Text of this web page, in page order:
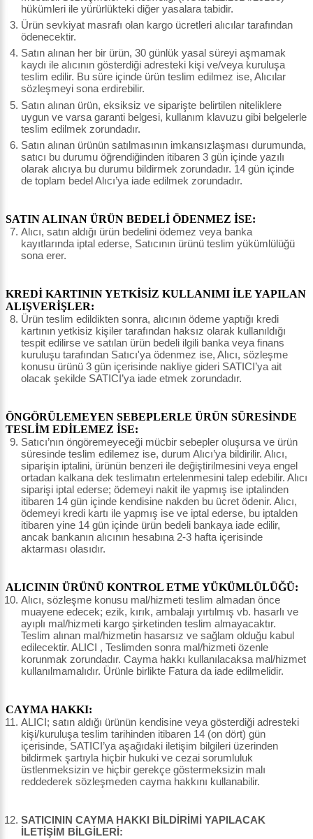
hükümleri ile yürürlükteki diğer yasalara tabidir.
Ürün sevkiyat masrafı olan kargo ücretleri alıcılar tarafından
ödenecektir.
Satın alınan her bir ürün, 30 günlük yasal süreyi aşmamak
kaydı ile alıcının gösterdiği adresteki kişi ve/veya kuruluşa
teslim edilir. Bu süre içinde ürün teslim edilmez ise, Alıcılar
sözleşmeyi sona erdirebilir.
Satın alınan ürün, eksiksiz ve siparişte belirtilen niteliklere
uygun ve varsa garanti belgesi, kullanım klavuzu gibi belgelerle
teslim edilmek zorundadır.
Satın alınan ürünün satılmasının imkansızlaşması durumunda,
satıcı bu durumu öğrendiğinden itibaren 3 gün içinde yazılı
olarak alıcıya bu durumu bildirmek zorundadır. 14 gün içinde
de toplam bedel Alıcı’ya iade edilmek zorundadır.
SATIN ALINAN ÜRÜN BEDELİ ÖDENMEZ İSE:
Alıcı, satın aldığı ürün bedelini ödemez veya banka
kayıtlarında iptal ederse, Satıcının ürünü teslim yükümlülüğü
sona erer.
KREDİ KARTININ YETKİSİZ KULLANIMI İLE YAPILAN
ALIŞVERİŞLER:
Ürün teslim edildikten sonra, alıcının ödeme yaptığı kredi
kartının yetkisiz kişiler tarafından haksız olarak kullanıldığı
tespit edilirse ve satılan ürün bedeli ilgili banka veya finans
kuruluşu tarafından Satıcı'ya ödenmez ise, Alıcı, sözleşme
konusu ürünü 3 gün içerisinde nakliye gideri SATICI’ya ait
olacak şekilde SATICI’ya iade etmek zorundadır.
ÖNGÖRÜLEMEYEN SEBEPLERLE ÜRÜN SÜRESİNDE
TESLİM EDİLEMEZ İSE:
Satıcı’nın öngöremeyeceği mücbir sebepler oluşursa ve ürün
süresinde teslim edilemez ise, durum Alıcı’ya bildirilir. Alıcı,
siparişin iptalini, ürünün benzeri ile değiştirilmesini veya engel
ortadan kalkana dek teslimatın ertelenmesini talep edebilir. Alıcı
siparişi iptal ederse; ödemeyi nakit ile yapmış ise iptalinden
itibaren 14 gün içinde kendisine nakden bu ücret ödenir. Alıcı,
ödemeyi kredi kartı ile yapmış ise ve iptal ederse, bu iptalden
itibaren yine 14 gün içinde ürün bedeli bankaya iade edilir,
ancak bankanın alıcının hesabına 2-3 hafta içerisinde
aktarması olasıdır.
ALICININ ÜRÜNÜ KONTROL ETME YÜKÜMLÜLÜĞÜ:
Alıcı, sözleşme konusu mal/hizmeti teslim almadan önce
muayene edecek; ezik, kırık, ambalajı yırtılmış vb. hasarlı ve
ayıplı mal/hizmeti kargo şirketinden teslim almayacaktır.
Teslim alınan mal/hizmetin hasarsız ve sağlam olduğu kabul
edilecektir. ALICI , Teslimden sonra mal/hizmeti özenle
korunmak zorundadır. Cayma hakkı kullanılacaksa mal/hizmet
kullanılmamalıdır. Ürünle birlikte Fatura da iade edilmelidir.
CAYMA HAKKI:
ALICI; satın aldığı ürünün kendisine veya gösterdiği adresteki
kişi/kuruluşa teslim tarihinden itibaren 14 (on dört) gün
içerisinde, SATICI’ya aşağıdaki iletişim bilgileri üzerinden
bildirmek şartıyla hiçbir hukuki ve cezai sorumluluk
üstlenmeksizin ve hiçbir gerekçe göstermeksizin malı
reddederek sözleşmeden cayma hakkını kullanabilir.
SATICININ CAYMA HAKKI BİLDİRİMİ YAPILACAK
İLETİŞİM BİLGİLERİ: